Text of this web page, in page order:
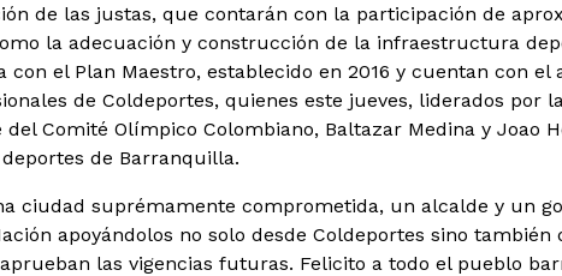
de las justas, que contarán con la participación de
la adecuación y construcción de la infraestructura
con el Plan Maestro, establecido en 2016 y cuentan con el
de Coldeportes, quienes este jueves, liderados por
del Comité Olímpico Colombiano, Baltazar Medina y Joao
de Barranquilla.
ciudad suprémamente comprometida, un alcalde y un
apoyándolos no solo desde Coldeportes sino también
las vigencias futuras. Felicito a todo el pueblo